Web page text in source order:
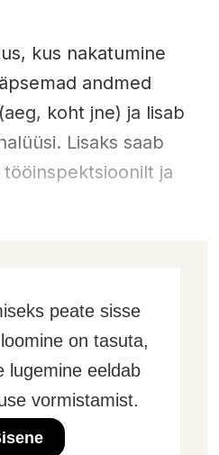
kus nakatumine
andmed
koht jne) ja lisab
Lisaks saab
ja
peate sisse
on tasuta,
lugemine eeldab
vormistamist.